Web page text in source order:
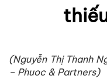
(Nguyễn Thị Thanh
– Phuoc & Partners)